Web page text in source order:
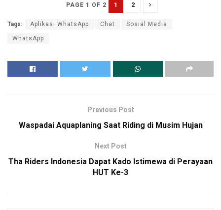
PAGE 1 OF 2 1 2
Tags: Aplikasi WhatsApp Chat Sosial Media
WhatsApp
Previous Post
Waspadai Aquaplaning Saat Riding di Musim Hujan
Next Post
Tha Riders Indonesia Dapat Kado Istimewa di Perayaan
HUT Ke-3